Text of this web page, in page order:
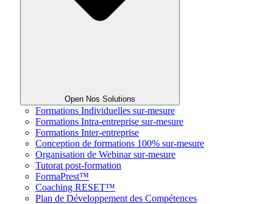
Open Nos Solutions
Formations Individuelles sur-mesure
Formations Intra-entreprise sur-mesure
Formations Inter-entreprise
Conception de formations 100% sur-mesure
Organisation de Webinar sur-mesure
Tutorat post-formation
FormaPrest™
Coaching RESET™
Plan de Développement des Compétences